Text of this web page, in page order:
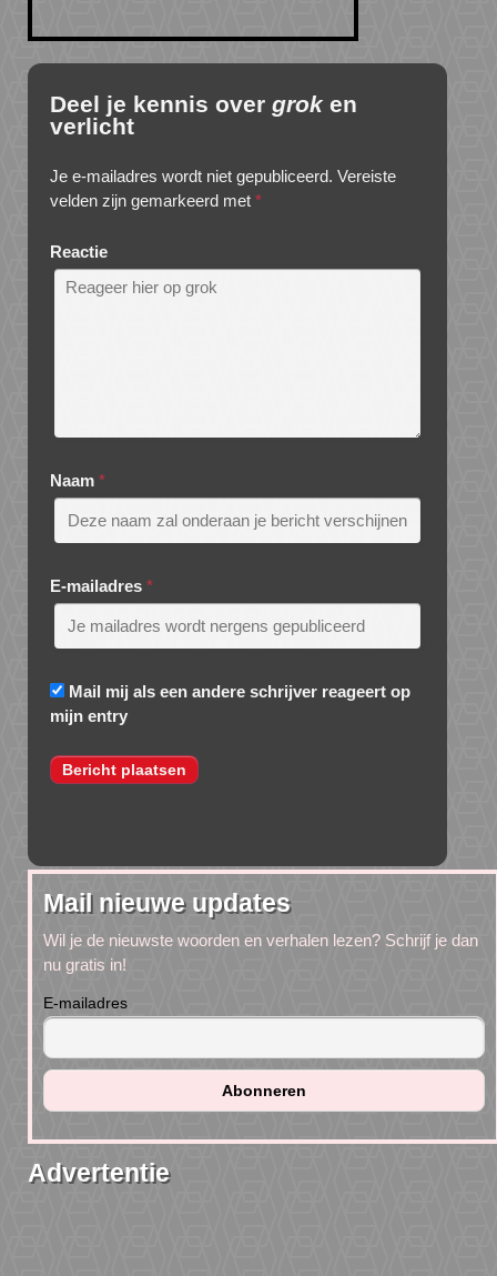
Deel je kennis over grok en
verlicht
Je e-mailadres wordt niet gepubliceerd. Vereiste
velden zijn gemarkeerd met *
Reactie
Naam *
E-mailadres *
Mail mij als een andere schrijver reageert op
mijn entry
Mail nieuwe updates
Wil je de nieuwste woorden en verhalen lezen? Schrijf je dan
nu gratis in!
E-mailadres
Advertentie